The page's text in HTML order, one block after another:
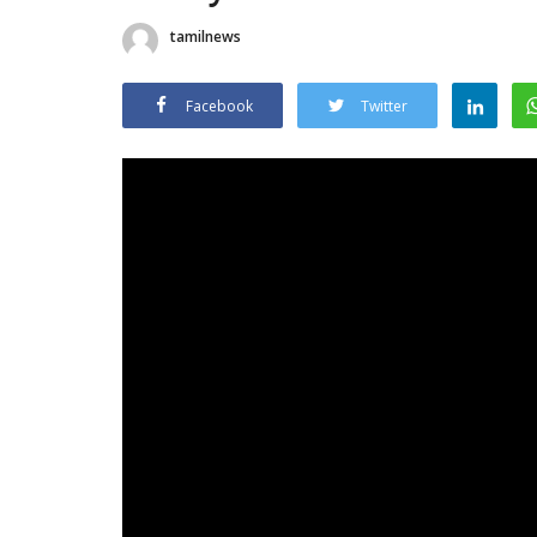
tamilnews
Facebook Twitter